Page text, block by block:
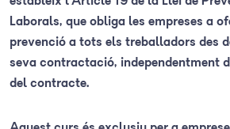
Laborals, que obliga les empreses a
prevenció a tots els treballadors des
seva contractació, independentment
del contracte.